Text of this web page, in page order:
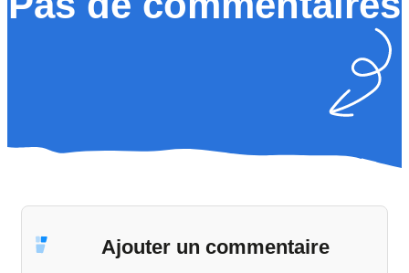
Ajouter un commentaire